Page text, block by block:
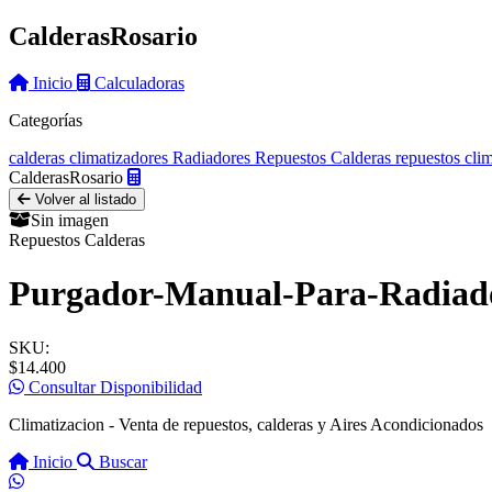
CalderasRosario
Inicio
Calculadoras
Categorías
calderas climatizadores Radiadores Repuestos Calderas repuestos
CalderasRosario
Volver al listado
Sin imagen
Repuestos Calderas
Purgador-Manual-Para-
SKU:
$14.400
Consultar Disponibilidad
Climatizacion - Venta de repuestos, calderas y Aires Acondicionados
Inicio
Buscar